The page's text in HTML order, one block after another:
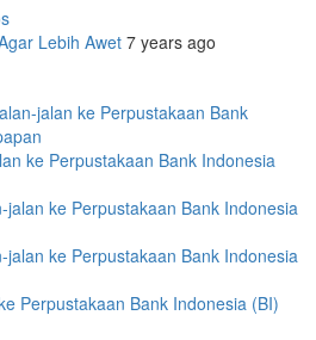
Lebih Awet 7 years ago
jalan ke Perpustakaan Bank
ke Perpustakaan Bank Indonesia
jalan ke Perpustakaan Bank Indonesia
jalan ke Perpustakaan Bank Indonesia
Perpustakaan Bank Indonesia (BI)